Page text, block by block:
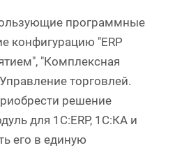
программные
конфигурацию "ERP
"Комплексная
торговлей.
решение
для 1С:ERP, 1С:КА и
его в единую